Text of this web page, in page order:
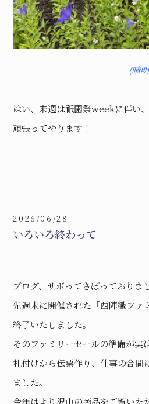
(晴
はい、来週は祇園祭weekに伴い
頑張ってやります！
2026/06/28
いろいろ終わって
ブログ、サボってさぼっておりま
先週末に開催された「西陣織ファ
終了いたしました。
そのファミリーセールの準備が実
札付けから伝票作り、仕事の合間
ました。